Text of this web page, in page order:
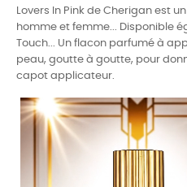
Lovers In Pink de Cherigan est
homme et femme... Disponible
Touch... Un flacon parfumé à
peau, goutte à goutte, pour
capot applicateur.